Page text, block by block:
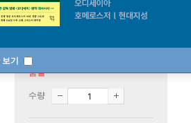
보기
품절
수량